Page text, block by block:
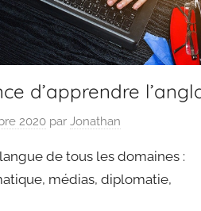
d’apprendre
2020 par Jonathan
langue de tous les domaines :
médias, diplomatie,